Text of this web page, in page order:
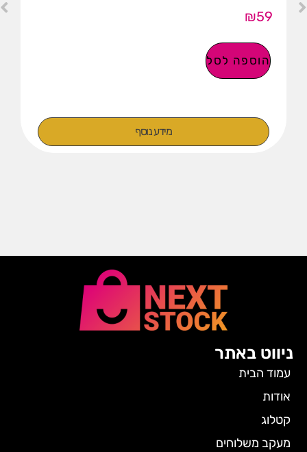
₪59
הוספה לסל
מידע נוסף
ניווט באתר
עמוד הבית
אודות
קטלוג
מעקב משלוחים